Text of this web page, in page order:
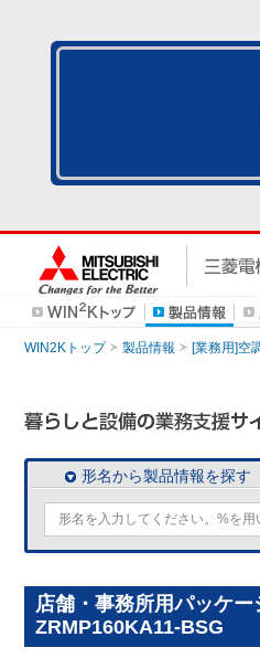
WIN2Kトップ 製品情報 [業務用]空
形名から製品情報を探す
店舗・事務所用パッケ
ZRMP160KA11-BSG